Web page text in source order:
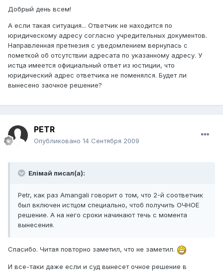
Добрый день всем!
А если такая ситуация... Ответчик не находится по
юридическому адресу согласно учредительных документов.
Направленная претнезия с уведомлением вернулась с
пометкой об отсутствии адресата по указанному адресу. У
истца имеется официальный ответ из юстиции, что
юридический адрес ответчика не поменялся. Будет ли
вынесено заочное решение?
PETR
Опубликовано 14 Сентября 2009
Елiмай писал(а):
Petr, как раз Amangali говорит о том, что 2-й соответчик
был включен истцом специально, чтоб получить ОЧНОЕ
решение. А на него сроки начинают течь с момента
вынесения.
Спасибо. Читая повторно заметил, что не заметил.
И все-таки даже если и суд вынесет очное решение в